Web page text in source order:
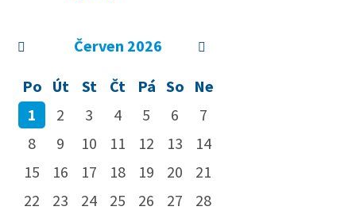
Červen 2026
Po Út St Čt Pá So Ne
1
2 3 4 5 6
7
8
9 10 11 12 13
14
15
16 17 18 19 20
21
22
23 24 25 26 27
28